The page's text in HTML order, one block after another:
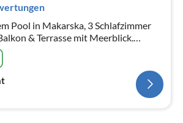
Pool in Makarska, 3 Schlafzimmer
& Terrasse mit Meerblick.
Familien mit Kindern. Max. 7